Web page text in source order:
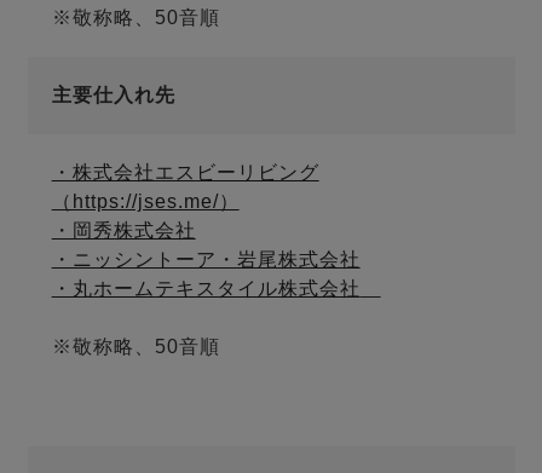
※敬称略、50音順
主要仕入れ先
・株式会社エスビーリビング
（https://jses.me/）
・岡秀株式会社
・ニッシントーア・岩尾株式会社
・丸ホームテキスタイル株式会社
※敬称略、50音順